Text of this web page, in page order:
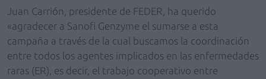
Juan Carrión, presidente de FEDER, ha querido
«agradecer a Sanofi Genzyme el sumarse a esta
campaña a través de la cual buscamos la coordinación
entre todos los agentes implicados en las enfermedades
raras (ER), es decir, el trabajo cooperativo entre